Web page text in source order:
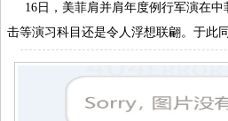
16日，美菲肩并肩年度例行军演在
击等演习科目还是令人浮想联翩。于此